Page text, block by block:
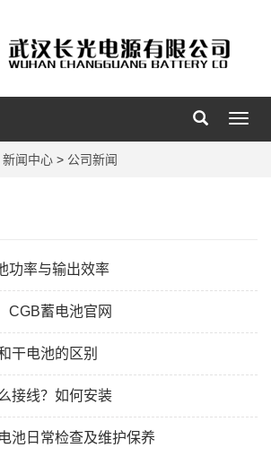
导
新闻中心 > 公司新闻
功率与输出效率
CGB蓄电池官网
干电池的区别
接线？如何安装
池日常检查及维护保养